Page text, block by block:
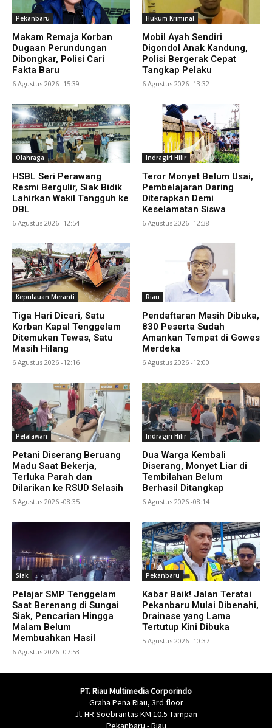
Pekanbaru
Makam Remaja Korban
Dugaan Perundungan
Dibongkar, Polisi Cari
Fakta Baru
6 Agustus 2026 -15:39
Hukum Kriminal
Mobil Ayah Sendiri
Digondol Anak Kandung,
Polisi Bergerak Cepat
Tangkap Pelaku
6 Agustus 2026 -13:32
Olahraga
HSBL Seri Perawang
Resmi Bergulir, Siak Bidik
Lahirkan Wakil Tangguh ke
DBL
6 Agustus 2026 -12:54
Indragiri Hilir
Teror Monyet Belum Usai,
Pembelajaran Daring
Diterapkan Demi
Keselamatan Siswa
6 Agustus 2026 -12:38
Kepulauan Meranti
Tiga Hari Dicari, Satu
Korban Kapal Tenggelam
Ditemukan Tewas, Satu
Masih Hilang
6 Agustus 2026 -12:16
Riau
Pendaftaran Masih Dibuka,
830 Peserta Sudah
Amankan Tempat di Gowes
Merdeka
6 Agustus 2026 -12:00
Pelalawan
Petani Diserang Beruang
Madu Saat Bekerja,
Terluka Parah dan
Dilarikan ke RSUD Selasih
6 Agustus 2026 -08:35
Indragiri Hilir
Dua Warga Kembali
Diserang, Monyet Liar di
Tembilahan Belum
Berhasil Ditangkap
6 Agustus 2026 -08:14
Siak
Pelajar SMP Tenggelam
Saat Berenang di Sungai
Siak, Pencarian Hingga
Malam Belum
Membuahkan Hasil
6 Agustus 2026 -07:53
Pekanbaru
Kabar Baik! Jalan Teratai
Pekanbaru Mulai Dibenahi,
Drainase yang Lama
Tertutup Kini Dibuka
5 Agustus 2026 -10:37
PT. Riau Multimedia Corporindo
Graha Pena Riau, 3rd floor
Jl. HR Soebrantas KM 10.5 Tampan
Pekanbaru - Riau